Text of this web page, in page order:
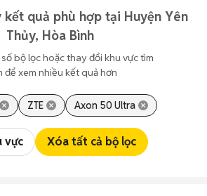
kết quả phù hợp tại Huyện Yên
Thủy, Hòa Bình
bộ lọc hoặc thay đổi khu vực tìm
để xem nhiều kết quả hơn
ZTE Axon 50 Ultra
vực Xóa tất cả bộ lọc